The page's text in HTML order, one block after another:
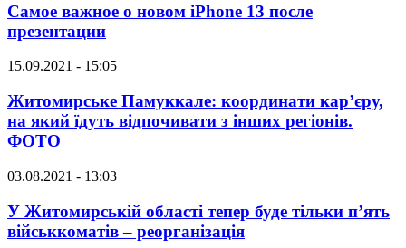
Самое важное о новом iPhone 13 после
презентации
15.09.2021 - 15:05
Житомирське Памуккале: координати кар’єру,
на який їдуть відпочивати з інших регіонів.
ФОТО
03.08.2021 - 13:03
У Житомирській області тепер буде тільки п’ять
військкоматів – реорганізація